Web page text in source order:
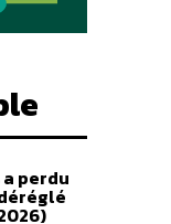
perdu